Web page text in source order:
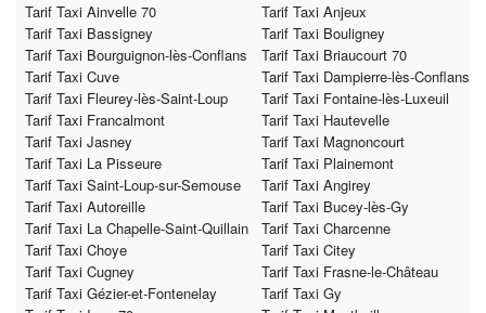
Tarif Taxi Ainvelle 70
Tarif Taxi Anjeux
Tarif Taxi Bassigney
Tarif Taxi Bouligney
Tarif Taxi Bourguignon-lès-Conflans
Tarif Taxi Briaucourt 70
Tarif Taxi Cuve
Tarif Taxi Dampierre-lès-Conflans
Tarif Taxi Fleurey-lès-Saint-Loup
Tarif Taxi Fontaine-lès-Luxeuil
Tarif Taxi Francalmont
Tarif Taxi Hautevelle
Tarif Taxi Jasney
Tarif Taxi Magnoncourt
Tarif Taxi La Pisseure
Tarif Taxi Plainemont
Tarif Taxi Saint-Loup-sur-Semouse
Tarif Taxi Angirey
Tarif Taxi Autoreille
Tarif Taxi Bucey-lès-Gy
Tarif Taxi La Chapelle-Saint-Quillain
Tarif Taxi Charcenne
Tarif Taxi Choye
Tarif Taxi Citey
Tarif Taxi Cugney
Tarif Taxi Frasne-le-Château
Tarif Taxi Gézier-et-Fontenelay
Tarif Taxi Gy